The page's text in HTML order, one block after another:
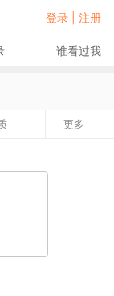
登录 | 注册
谁看过我
更多